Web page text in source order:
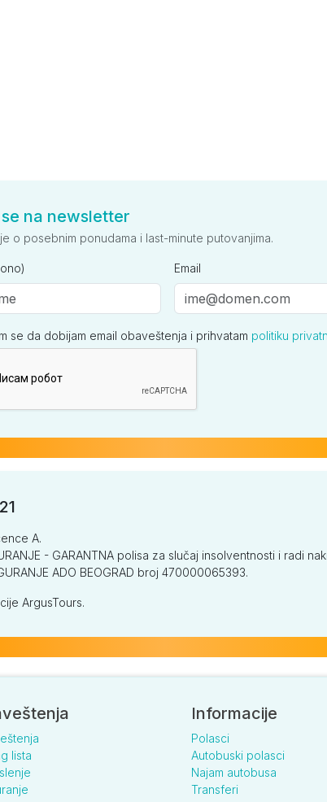
na newsletter
o posebnim ponudama i last-minute putovanjima.
Email
se da dobijam email obaveštenja i prihvatam politiku
A.
- GARANTNA polisa za slučaj insolventnosti i radi
ADO BEOGRAD broj 470000065393.
ArgusTours.
lista
Informacije
Polasci
Autobuski polasci
Najam autobusa
Transferi